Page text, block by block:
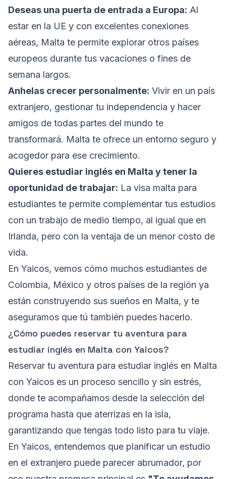
Deseas una puerta de entrada a Europa: Al
estar en la UE y con excelentes conexiones
aéreas, Malta te permite explorar otros países
europeos durante tus vacaciones o fines de
semana largos.
Anhelas crecer personalmente: Vivir en un país
extranjero, gestionar tu independencia y hacer
amigos de todas partes del mundo te
transformará. Malta te ofrece un entorno seguro y
acogedor para ese crecimiento.
Quieres estudiar inglés en Malta y tener la
oportunidad de trabajar: La visa malta para
estudiantes te permite complementar tus estudios
con un trabajo de medio tiempo, al igual que en
Irlanda, pero con la ventaja de un menor costo de
vida.
En Yaicos, vemos cómo muchos estudiantes de
Colombia, México y otros países de la región ya
están construyendo sus sueños en Malta, y te
aseguramos que tú también puedes hacerlo.
¿Cómo puedes reservar tu aventura para
estudiar inglés en Malta con Yaicos?
Reservar tu aventura para estudiar inglés en Malta
con Yaicos es un proceso sencillo y sin estrés,
donde te acompañamos desde la selección del
programa hasta que aterrizas en la isla,
garantizando que tengas todo listo para tu viaje.
En Yaicos, entendemos que planificar un estudio
en el extranjero puede parecer abrumador, por